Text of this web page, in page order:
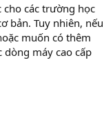
cho các trường học
bản. Tuy nhiên, nếu
muốn có thêm
dòng máy cao cấp